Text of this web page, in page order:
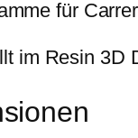
für
im Resin 3D